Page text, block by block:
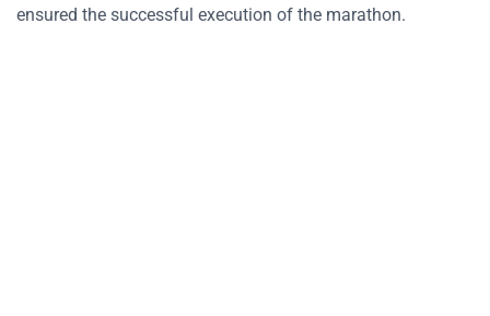
ensured the successful execution of the marathon.